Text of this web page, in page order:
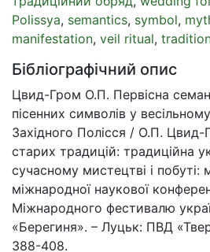
Polissya, semantics, symbol,
manifestation, veil ritual,
Бібліографічний опис
Цвид-Гром О.П. Первісна
пісенних символів у
Західного Полісся / О.П.
старих традицій: традиційна
сучасному мистецтві і побуті:
міжнародної наукової
Міжнародного фестивалю
«Берегиня». – Луцьк: ПВД
388-408.